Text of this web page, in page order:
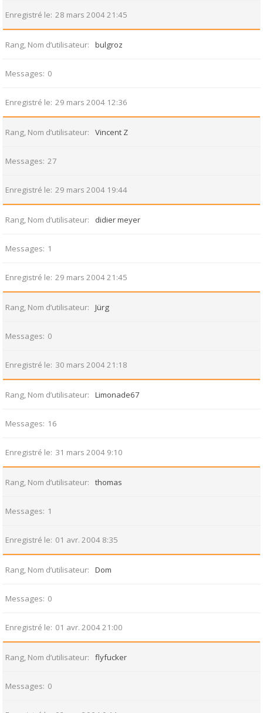
Enregistré le 28 mars 2004 21:45
Rang, Nom d’utilisateur bulgroz
Messages 0
Enregistré le 29 mars 2004 12:36
Rang, Nom d’utilisateur Vincent Z
Messages 27
Enregistré le 29 mars 2004 19:44
Rang, Nom d’utilisateur didier meyer
Messages 1
Enregistré le 29 mars 2004 21:45
Rang, Nom d’utilisateur Jürg
Messages 0
Enregistré le 30 mars 2004 21:18
Rang, Nom d’utilisateur Limonade67
Messages 16
Enregistré le 31 mars 2004 9:10
Rang, Nom d’utilisateur thomas
Messages 1
Enregistré le 01 avr. 2004 8:35
Rang, Nom d’utilisateur Dom
Messages 0
Enregistré le 01 avr. 2004 21:00
Rang, Nom d’utilisateur flyfucker
Messages 0